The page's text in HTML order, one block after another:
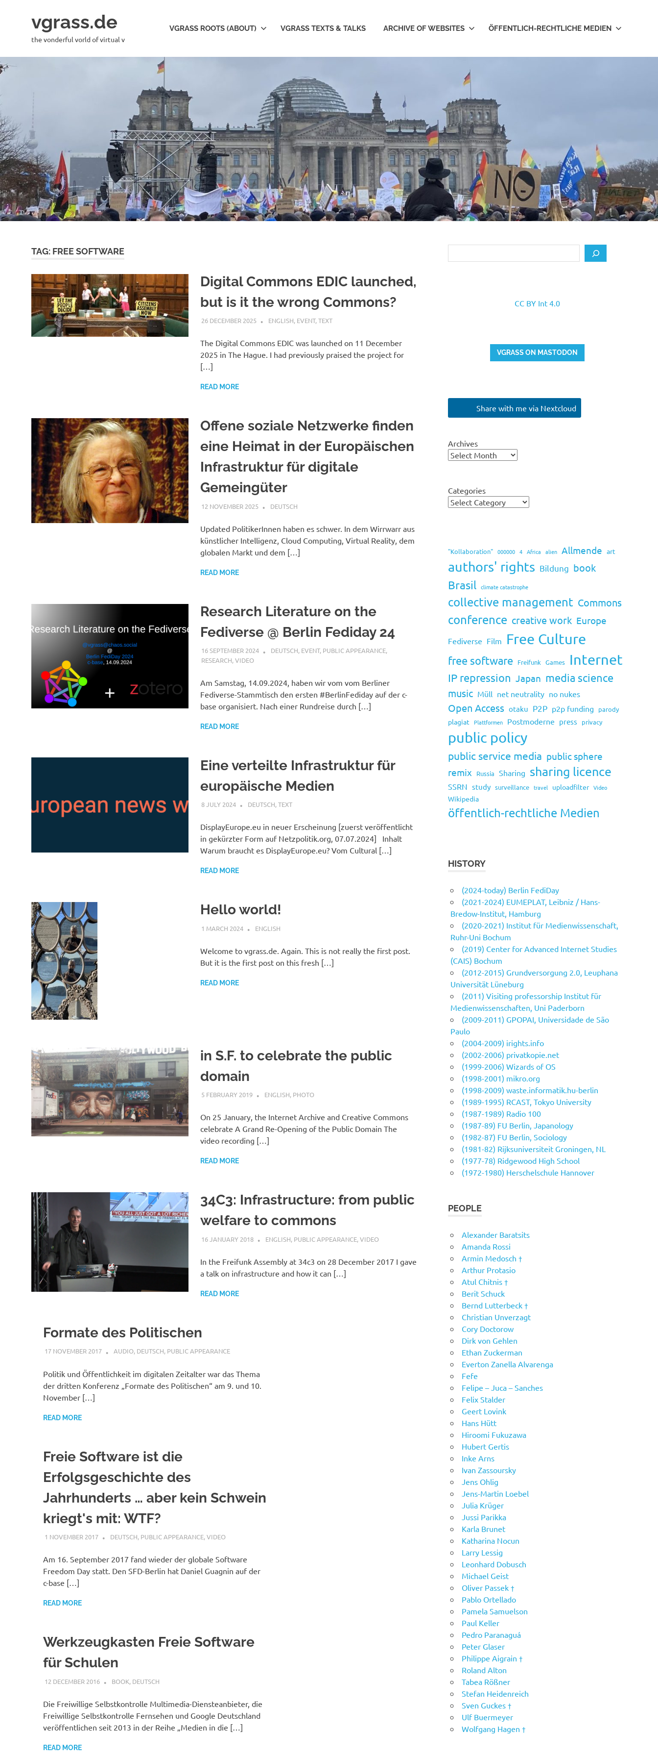
vgrass.de
the vonderful vorld of virtual v
VGRASS ROOTS (ABOUT) VGRASS TEXTS & TALKS ARCHIVE OF WEBSITES ÖFFENTLICH-RECHTLICHE MEDIEN
TAG: FREE SOFTWARE
Digital Commons EDIC launched,
but is it the wrong Commons?
26 DECEMBER 2025 VGRASS
ENGLISH, EVENT,TEXT
The Digital Commons EDIC was launched on 11 December
2025 in The Hague. I had previously praised the project for
[…]
READ MORE
Offene soziale Netzwerke finden
eine Heimat in der Europäischen
Infrastruktur für digitale
Gemeingüter
12 NOVEMBER 2025 VGRASS
DEUTSCH
Updated PolitikerInnen haben es schwer. In dem Wirrwarr aus
künstlicher Intelligenz, Cloud Computing, Virtual Reality, dem
globalen Markt und dem […]
READ MORE
Research Literature on the
Fediverse @ Berlin Fediday 24
16 SEPTEMBER 2024 VGRASS
DEUTSCH, EVENT, PUBLIC APPEARANCE,
RESEARCH,VIDEO
Am Samstag, 14.09.2024, haben wir vom vom Berliner
Fediverse-Stammtisch den ersten #BerlinFediday auf der c-
base organisiert. Nach einer Rundreise durch […]
READ MORE
Eine verteilte Infrastruktur für
europäische Medien
8 JULY 2024 VGRASS
DEUTSCH,TEXT
DisplayEurope.eu in neuer Erscheinung [zuerst veröffentlicht
in gekürzter Form auf Netzpolitik.org, 07.07.2024] Inhalt
Warum braucht es DisplayEurope.eu? Vom Cultural […]
READ MORE
Hello world!
1 MARCH 2024 VGRASS
ENGLISH
Welcome to vgrass.de. Again. This is not really the first post.
But it is the first post on this fresh […]
READ MORE
in S.F. to celebrate the public
domain
5 FEBRUARY 2019 VGRASS
ENGLISH, PHOTO
On 25 January, the Internet Archive and Creative Commons
celebrate A Grand Re-Opening of the Public Domain The
video recording […]
READ MORE
34C3: Infrastructure: from public
welfare to commons
16 JANUARY 2018 VGRASS
ENGLISH, PUBLIC APPEARANCE,VIDEO
In the Freifunk Assembly at 34c3 on 28 December 2017 I gave
a talk on infrastructure and how it can […]
READ MORE
Formate des Politischen
17 NOVEMBER 2017 VGRASS
AUDIO, DEUTSCH, PUBLIC APPEARANCE
Politik und Öffentlichkeit im digitalen Zeitalter war das Thema
der dritten Konferenz „Formate des Politischen“ am 9. und 10.
November […]
READ MORE
Freie Software ist die
Erfolgsgeschichte des
Jahrhunderts … aber kein Schwein
kriegt's mit: WTF?
1 NOVEMBER 2017 VGRASS
DEUTSCH, PUBLIC APPEARANCE,VIDEO
Am 16. September 2017 fand wieder der globale Software
Freedom Day statt. Den SFD-Berlin hat Daniel Guagnin auf der
c-base […]
READ MORE
Werkzeugkasten Freie Software
für Schulen
12 DECEMBER 2016 VGRASS
BOOK, DEUTSCH
Die Freiwillige Selbstkontrolle Multimedia-Diensteanbieter, die
Freiwillige Selbstkontrolle Fernsehen und Google Deutschland
veröffentlichen seit 2013 in der Reihe „Medien in die […]
READ MORE
CC BY Int 4.0
VGRASS ON MASTODON
Share with me via Nextcloud
Archives
Categories
"Kollaboration" 000000 4 Africa alien Allmende art
authors' rights Bildung book
Brasil climate catastrophe
collective management Commons
conference creative work Europe
Fediverse Film Free Culture
free software Freifunk Games Internet
IP repression Japan media science
music Müll net neutrality no nukes
Open Access otaku P2P p2p funding parody
plagiat Plattformen Postmoderne press privacy
public policy
public service media public sphere
remix
Russia Sharing sharing licence
SSRN study surveillance travel uploadfilter Video
Wikipedia
öffentlich-rechtliche Medien
HISTORY
(2024-today) Berlin FediDay
(2021-2024) EUMEPLAT, Leibniz / Hans-
Bredow-Institut, Hamburg
(2020-2021) Institut für Medienwissenschaft,
Ruhr-Uni Bochum
(2019) Center for Advanced Internet Studies
(CAIS) Bochum
(2012-2015) Grundversorgung 2.0, Leuphana
Universität Lüneburg
(2011) Visiting professorship Institut für
Medienwissenschaften, Uni Paderborn
(2009-2011) GPOPAI, Universidade de São
Paulo
(2004-2009) irights.info
(2002-2006) privatkopie.net
(1999-2006) Wizards of OS
(1998-2001) mikro.org
(1998-2009) waste.informatik.hu-berlin
(1989-1995) RCAST, Tokyo University
(1987-1989) Radio 100
(1987-89) FU Berlin, Japanology
(1982-87) FU Berlin, Sociology
(1981-82) Rijksuniversiteit Groningen, NL
(1977-78) Ridgewood High School
(1972-1980) Herschelschule Hannover
PEOPLE
Alexander Baratsits
Amanda Rossi
Armin Medosch †
Arthur Protasio
Atul Chitnis †
Berit Schuck
Bernd Lutterbeck †
Christian Unverzagt
Cory Doctorow
Dirk von Gehlen
Ethan Zuckerman
Everton Zanella Alvarenga
Fefe
Felipe – Juca – Sanches
Felix Stalder
Geert Lovink
Hans Hütt
Hiroomi Fukuzawa
Hubert Gertis
Inke Arns
Ivan Zassoursky
Jens Ohlig
Jens-Martin Loebel
Julia Krüger
Jussi Parikka
Karla Brunet
Katharina Nocun
Larry Lessig
Leonhard Dobusch
Michael Geist
Oliver Passek †
Pablo Ortellado
Pamela Samuelson
Paul Keller
Pedro Paranaguá
Peter Glaser
Philippe Aigrain †
Roland Alton
Tabea Rößner
Stefan Heidenreich
Sven Guckes †
Ulf Buermeyer
Wolfgang Hagen †